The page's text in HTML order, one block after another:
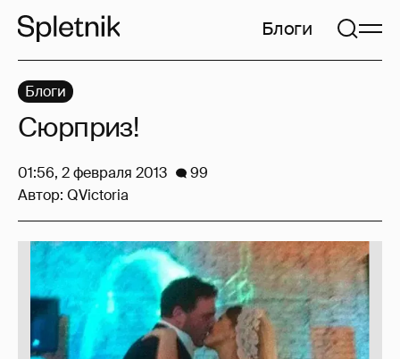
Блоги
Блоги
Сюрприз!
01:56, 2 февраля 2013
99
Автор: QVictoria